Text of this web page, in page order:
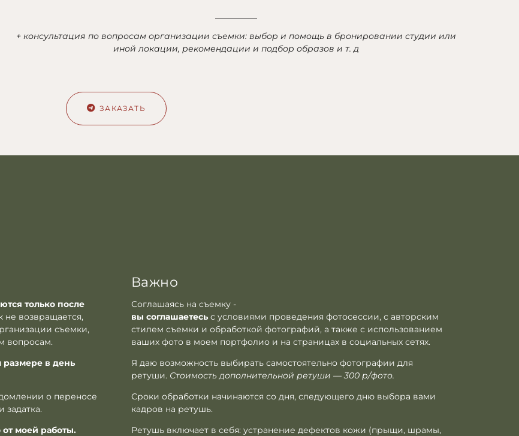
+ консультация по вопросам организации съемки: выбор и помощь в бронировании студии или
иной локации, рекомендации и подбор образов и т. д
ЗАКАЗАТЬ
только после
не возвращается,
съемки,
вопросам.
размере в день
о переносе
задатка.
от моей работы.
Важно
Соглашаясь на съемку -
вы соглашаетесь с условиями проведения фотосессии, с авторским
стилем съемки и обработкой фотографий, а также с использованием
ваших фото в моем портфолио и на страницах в социальных сетях.
Я даю возможность выбирать самостоятельно фотографии для
ретуши. Стоимость дополнительной ретуши — 300 р/фото.
Сроки обработки начинаются со дня, следующего дню выбора вами
кадров на ретушь.
Ретушь включает в себя: устранение дефектов кожи (прыщи, шрамы,